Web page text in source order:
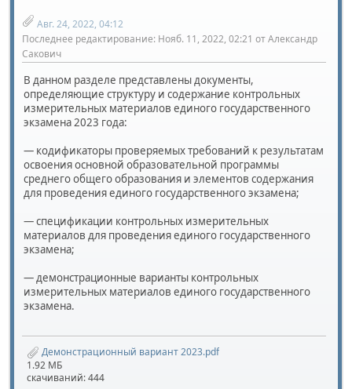
Авг. 24, 2022, 04:12
Последнее редактирование: Нояб. 11, 2022, 02:21 от Александр
Сакович
В данном разделе представлены документы,
определяющие структуру и содержание контрольных
измерительных материалов единого государственного
экзамена 2023 года:
— кодификаторы проверяемых требований к результатам
освоения основной образовательной программы
среднего общего образования и элементов содержания
для проведения единого государственного экзамена;
— спецификации контрольных измерительных
материалов для проведения единого государственного
экзамена;
— демонстрационные варианты контрольных
измерительных материалов единого государственного
экзамена.
Демонстрационный вариант 2023.pdf
1.92 МБ
скачиваний: 444